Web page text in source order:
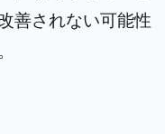
善されない可能性